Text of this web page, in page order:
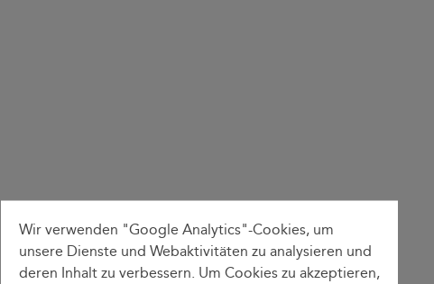
Wir verwenden "Google Analytics"-Cookies, um
unsere Dienste und Webaktivitäten zu analysieren und
deren Inhalt zu verbessern. Um Cookies zu akzeptieren,